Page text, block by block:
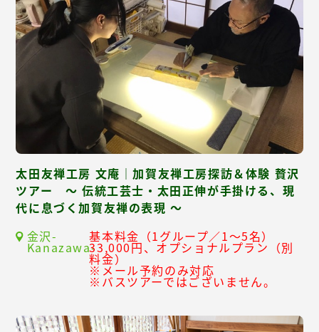
太田友禅工房 文庵｜加賀友禅工房探訪＆体験 贅沢
ツアー ～ 伝統工芸士・太田正伸が手掛ける、現
代に息づく加賀友禅の表現 ～
金沢-
Kanazawa-
基本料金（1グループ／1～5名）
33,000円、オプショナルプラン（別
料金）
※メール予約のみ対応
※バスツアーではございません。